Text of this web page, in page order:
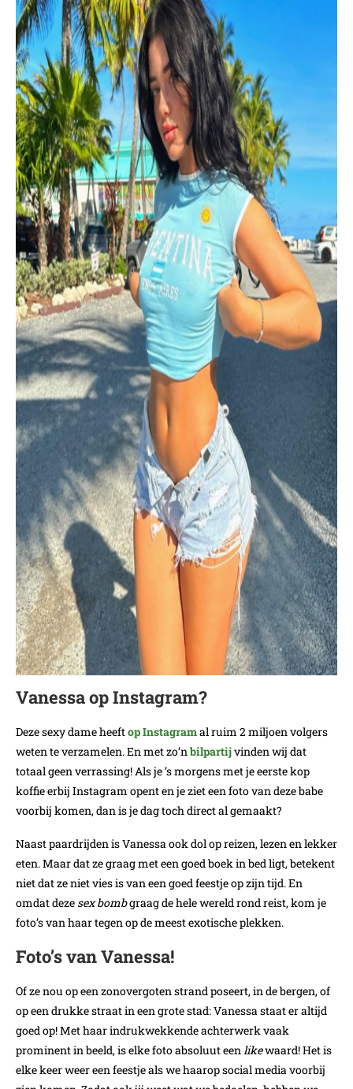
Vanessa op Instagram?
Deze sexy dame heeftop Instagramal ruim 2 miljoen volgers
weten te verzamelen. En met zo’n bilpartijvinden wij dat
totaal geen verrassing! Als je ’s morgens met je eerste kop
koffie erbij Instagram opent en je ziet een foto van deze babe
voorbij komen, dan is je dag toch direct al gemaakt?
Naast paardrijden is Vanessa ook dol op reizen, lezen en lekker
eten. Maar dat ze graag met een goed boek in bed ligt, betekent
niet dat ze niet vies is van een goed feestje op zijn tijd. En
omdat deze sex bombgraag de hele wereld rond reist, kom je
foto’s van haar tegen op de meest exotische plekken.
Foto’s van Vanessa!
Of ze nou op een zonovergoten strand poseert, in de bergen, of
op een drukke straat in een grote stad: Vanessa staat er altijd
goed op! Met haar indrukwekkende achterwerk vaak
prominent in beeld, is elke foto absoluut een likewaard! Het is
elke keer weer een feestje als we haarop social media voorbij